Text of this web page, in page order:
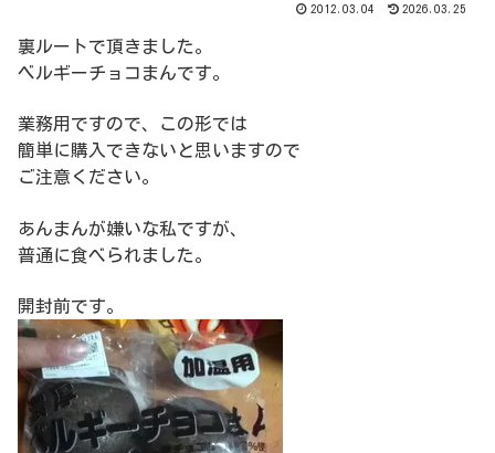
2012.03.04 2026.03.25
裏ルートで頂きました。
ベルギーチョコまんです。
業務用ですので、この形では
簡単に購入できないと思いますので
ご注意ください。
あんまんが嫌いな私ですが、
普通に食べられました。
開封前です。